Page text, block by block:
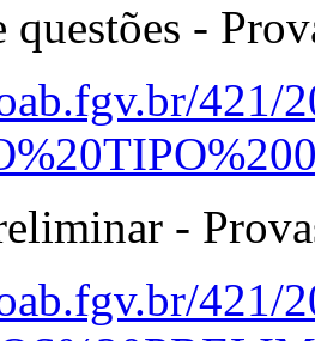
questões -
421/
-
421/